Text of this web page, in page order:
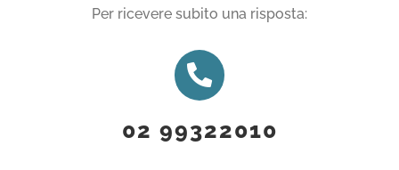
Per ricevere subito una risposta:
02 99322010